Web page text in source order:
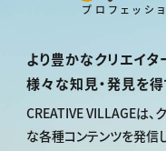
プロフェッシ
より豊かなクリエイタ
様々な知見・発見を得
CREATIVE VILLAGEは、
な各種コンテンツを発信